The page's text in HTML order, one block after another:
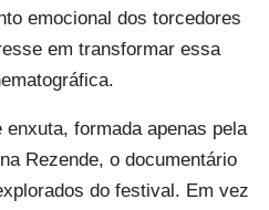
emocional dos torcedores
em transformar essa
enxuta, formada apenas pela
Rezende, o documentário
do festival. Em vez